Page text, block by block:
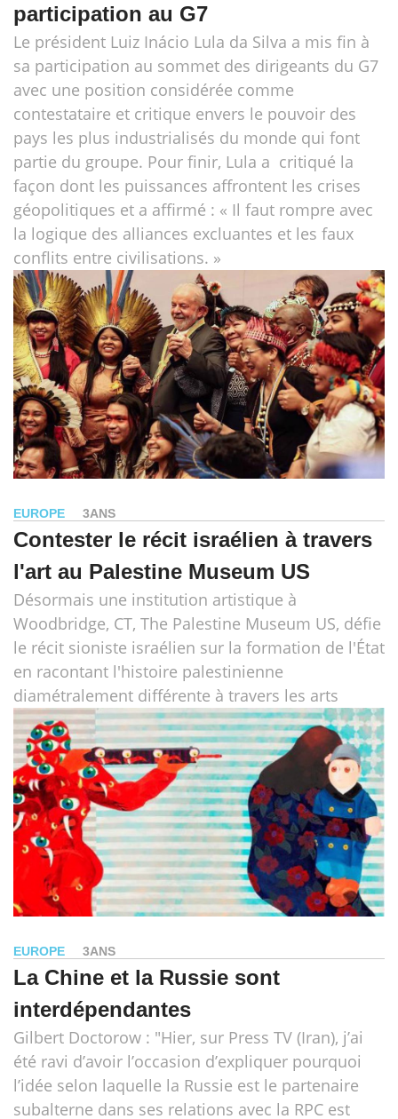
participation au G7
Le président Luiz Inácio Lula da Silva a mis fin à
sa participation au sommet des dirigeants du G7
avec une position considérée comme
contestataire et critique envers le pouvoir des
pays les plus industrialisés du monde qui font
partie du groupe. Pour finir, Lula a critiqué la
façon dont les puissances affrontent les crises
géopolitiques et a affirmé : « Il faut rompre avec
la logique des alliances excluantes et les faux
conflits entre civilisations. »
EUROPE 3ANS
Contester le récit israélien à travers
l'art au Palestine Museum US
Désormais une institution artistique à
Woodbridge, CT, The Palestine Museum US, défie
le récit sioniste israélien sur la formation de l'État
en racontant l'histoire palestinienne
diamétralement différente à travers les arts
EUROPE 3ANS
La Chine et la Russie sont
interdépendantes
Gilbert Doctorow : "Hier, sur Press TV (Iran), j’ai
été ravi d’avoir l’occasion d’expliquer pourquoi
l’idée selon laquelle la Russie est le partenaire
subalterne dans ses relations avec la RPC est